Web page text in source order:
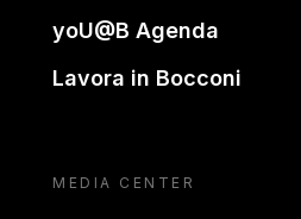
yoU@B Agenda
Lavora in Bocconi
MEDIA CENTER